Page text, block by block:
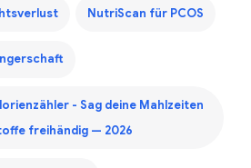
NutriScan für PCOS
- Sag deine Mahlzeiten
freihändig — 2026